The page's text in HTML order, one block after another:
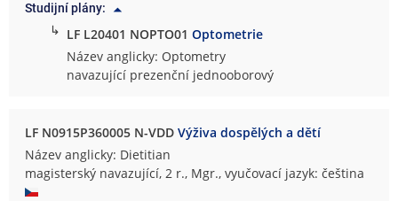
Studijní plány:
↳ LF L20401 NOPTO01Optometrie
Název anglicky: Optometry
navazující prezenční jednooborový
LF N0915P360005 N-VDDVýživa dospělých a dětí
Název anglicky: Dietitian
magisterský navazující, 2 r., Mgr., vyučovací jazyk: čeština